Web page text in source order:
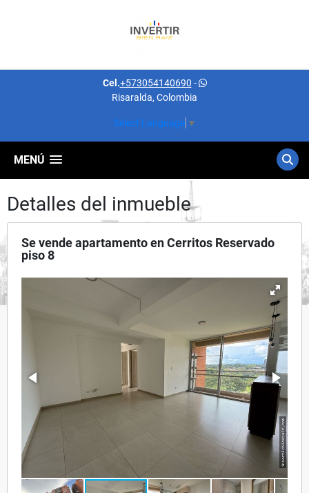
Cel.+573054140690 -
Risaralda, Colombia
Select Language ▼
MENÚ
Detalles del inmueble
Se vende apartamento en Cerritos Reservado
piso 8